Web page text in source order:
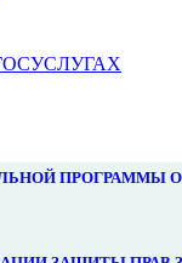
ПРОГРАММЫ